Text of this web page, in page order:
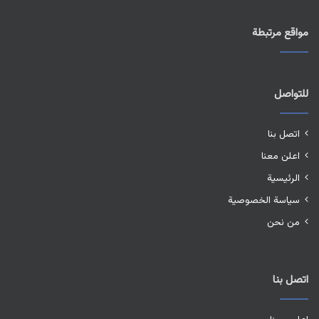
مواقع مرتبطة
للتواصل
اتصل بنا
اعلن معنا
الرئيسية
سياسة الخصوصية
من نحن
اتصل بنا